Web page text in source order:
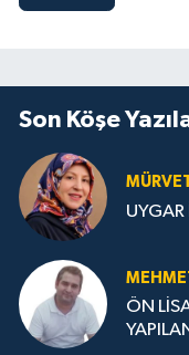
Son Köşe
UYGAR
ÖN